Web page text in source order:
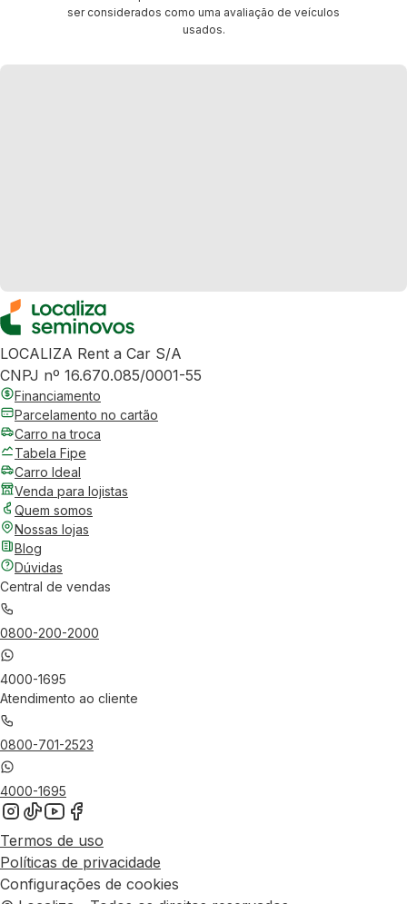
ser considerados como uma avaliação de veículos
usados.
LOCALIZA Rent a Car S/A
CNPJ nº 16.670.085/0001-55
Financiamento
Parcelamento no cartão
Carro na troca
Tabela Fipe
Carro Ideal
Venda para lojistas
Quem somos
Nossas lojas
Blog
Dúvidas
Central de vendas
0800-200-2000
4000-1695
Atendimento ao cliente
0800-701-2523
4000-1695
Termos de uso
Políticas de privacidade
Configurações de cookies